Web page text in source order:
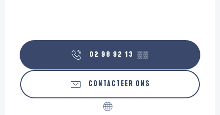
02 98 92 13 ▒▒
CONTACTEER ONS